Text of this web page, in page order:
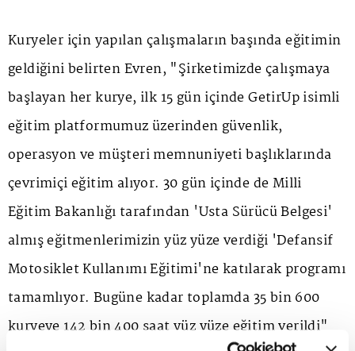
Kuryeler için yapılan çalışmaların başında eğitimin
geldiğini belirten Evren, "Şirketimizde çalışmaya
başlayan her kurye, ilk 15 gün içinde GetirUp isimli
eğitim platformumuz üzerinden güvenlik,
operasyon ve müşteri memnuniyeti başlıklarında
çevrimiçi eğitim alıyor. 30 gün içinde de Milli
Eğitim Bakanlığı tarafından 'Usta Sürücü Belgesi'
almış eğitmenlerimizin yüz yüze verdiği 'Defansif
Motosiklet Kullanımı Eğitimi'ne katılarak programı
tamamlıyor. Bugüne kadar toplamda 35 bin 600
kuryeye 142 bin 400 saat yüz yüze eğitim verildi"